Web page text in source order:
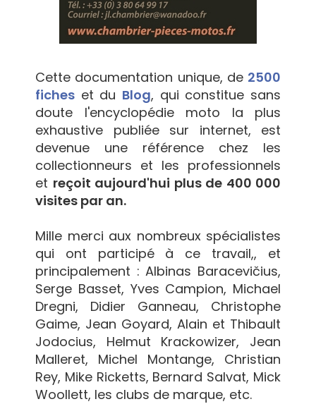
Cette documentation unique, de 2500
fiches et du Blog, qui constitue sans
doute l'encyclopédie moto la plus
exhaustive publiée sur internet, est
devenue une référence chez les
collectionneurs et les professionnels
et reçoit aujourd'hui plus de 400 000
visites par an.
Mille merci aux nombreux spécialistes
qui ont participé à ce travail,, et
principalement : Albinas Baracevičius,
Serge Basset, Yves Campion, Michael
Dregni, Didier Ganneau, Christophe
Gaime, Jean Goyard, Alain et Thibault
Jodocius, Helmut Krackowizer, Jean
Malleret, Michel Montange, Christian
Rey, Mike Ricketts, Bernard Salvat, Mick
Woollett, les clubs de marque, etc.